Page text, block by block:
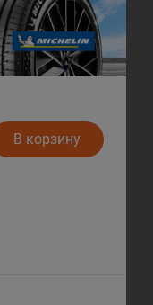
Next
В корзину